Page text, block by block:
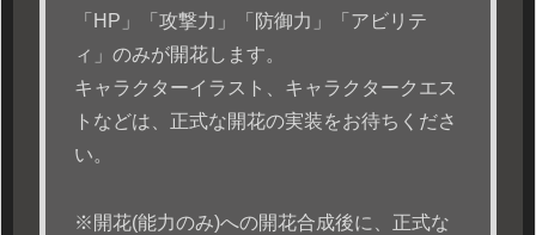
「HP」「攻撃力」「防御力」「アビリテ
ィ」のみが開花します。
キャラクターイラスト、キャラクタークエス
トなどは、正式な開花の実装をお待ちくださ
い。
※開花(能力のみ)への開花合成後に、正式な